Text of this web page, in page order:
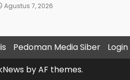
Agustus 7, 2026
Pedoman Media Siber
Login
by AF themes.